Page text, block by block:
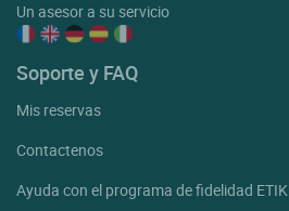
Un asesor a su servicio
Soporte y FAQ
Mis reservas
Contactenos
Ayuda con el programa de fidelidad ETIK